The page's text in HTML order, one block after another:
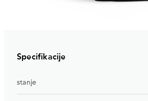
Specifikacije
stanje